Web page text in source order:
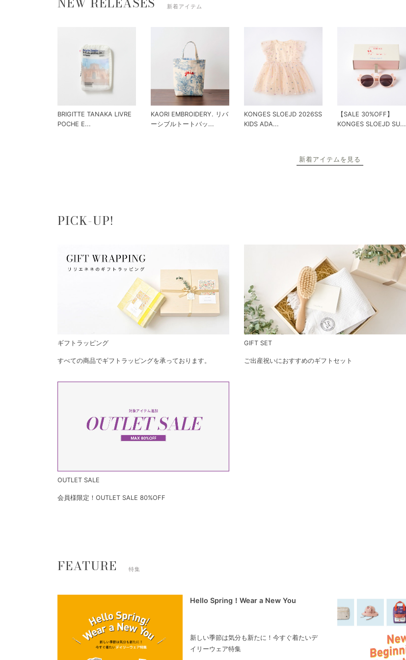
新着アイテム
BRIGITTE TANAKA LIVRE
POCHE E...
KAORI EMBROIDERY. リバ
ーシブルトートバッ...
KONGES SLOEJD 2026SS
KIDS ADA...
【SALE 30%OFF】
KONGES SLOEJD SU...
新着アイテムを見る
PICK-UP!
ギフトラッピング
すべての商品でギフトラッピングを承っております。
GIFT SET
ご出産祝いにおすすめのギフトセット
OUTLET SALE
会員様限定！OUTLET SALE 80%OFF
FEATURE 特集
Hello Spring！Wear a New You
新しい季節は気分も新たに！今すぐ着たいデ
イリーウェア特集